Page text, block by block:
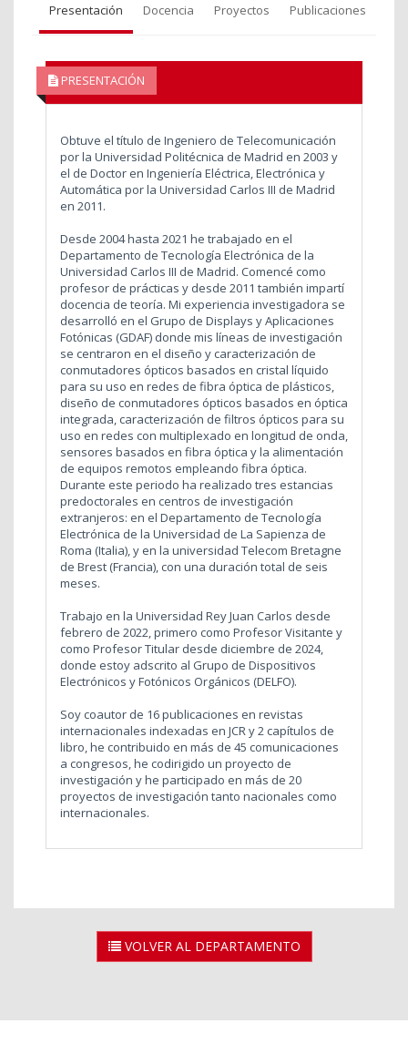
Presentación Docencia Proyectos Publicaciones
PRESENTACIÓN
Obtuve el título de Ingeniero de Telecomunicación
por la Universidad Politécnica de Madrid en 2003 y
el de Doctor en Ingeniería Eléctrica, Electrónica y
Automática por la Universidad Carlos III de Madrid
en 2011.
Desde 2004 hasta 2021 he trabajado en el
Departamento de Tecnología Electrónica de la
Universidad Carlos III de Madrid. Comencé como
profesor de prácticas y desde 2011 también impartí
docencia de teoría. Mi experiencia investigadora se
desarrolló en el Grupo de Displays y Aplicaciones
Fotónicas (GDAF) donde mis líneas de investigación
se centraron en el diseño y caracterización de
conmutadores ópticos basados en cristal líquido
para su uso en redes de fibra óptica de plásticos,
diseño de conmutadores ópticos basados en óptica
integrada, caracterización de filtros ópticos para su
uso en redes con multiplexado en longitud de onda,
sensores basados en fibra óptica y la alimentación
de equipos remotos empleando fibra óptica.
Durante este periodo ha realizado tres estancias
predoctorales en centros de investigación
extranjeros: en el Departamento de Tecnología
Electrónica de la Universidad de La Sapienza de
Roma (Italia), y en la universidad Telecom Bretagne
de Brest (Francia), con una duración total de seis
meses.
Trabajo en la Universidad Rey Juan Carlos desde
febrero de 2022, primero como Profesor Visitante y
como Profesor Titular desde diciembre de 2024,
donde estoy adscrito al Grupo de Dispositivos
Electrónicos y Fotónicos Orgánicos (DELFO).
Soy coautor de 16 publicaciones en revistas
internacionales indexadas en JCR y 2 capítulos de
libro, he contribuido en más de 45 comunicaciones
a congresos, he codirigido un proyecto de
investigación y he participado en más de 20
proyectos de investigación tanto nacionales como
internacionales.
VOLVER AL DEPARTAMENTO